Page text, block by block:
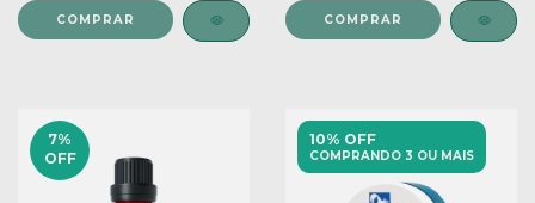
7%
OFF
10% OFF
COMPRANDO 3 OU MAIS